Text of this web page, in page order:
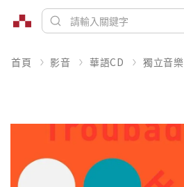
首頁 影音 華語CD 獨立音樂